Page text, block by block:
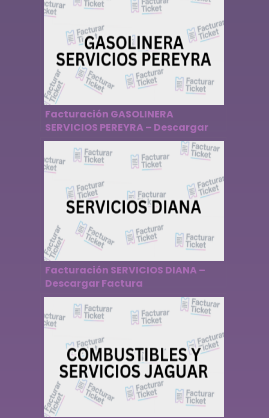
Facturación GASOLINERA
SERVICIOS PEREYRA – Descargar
Factura
Facturación SERVICIOS DIANA –
Descargar Factura